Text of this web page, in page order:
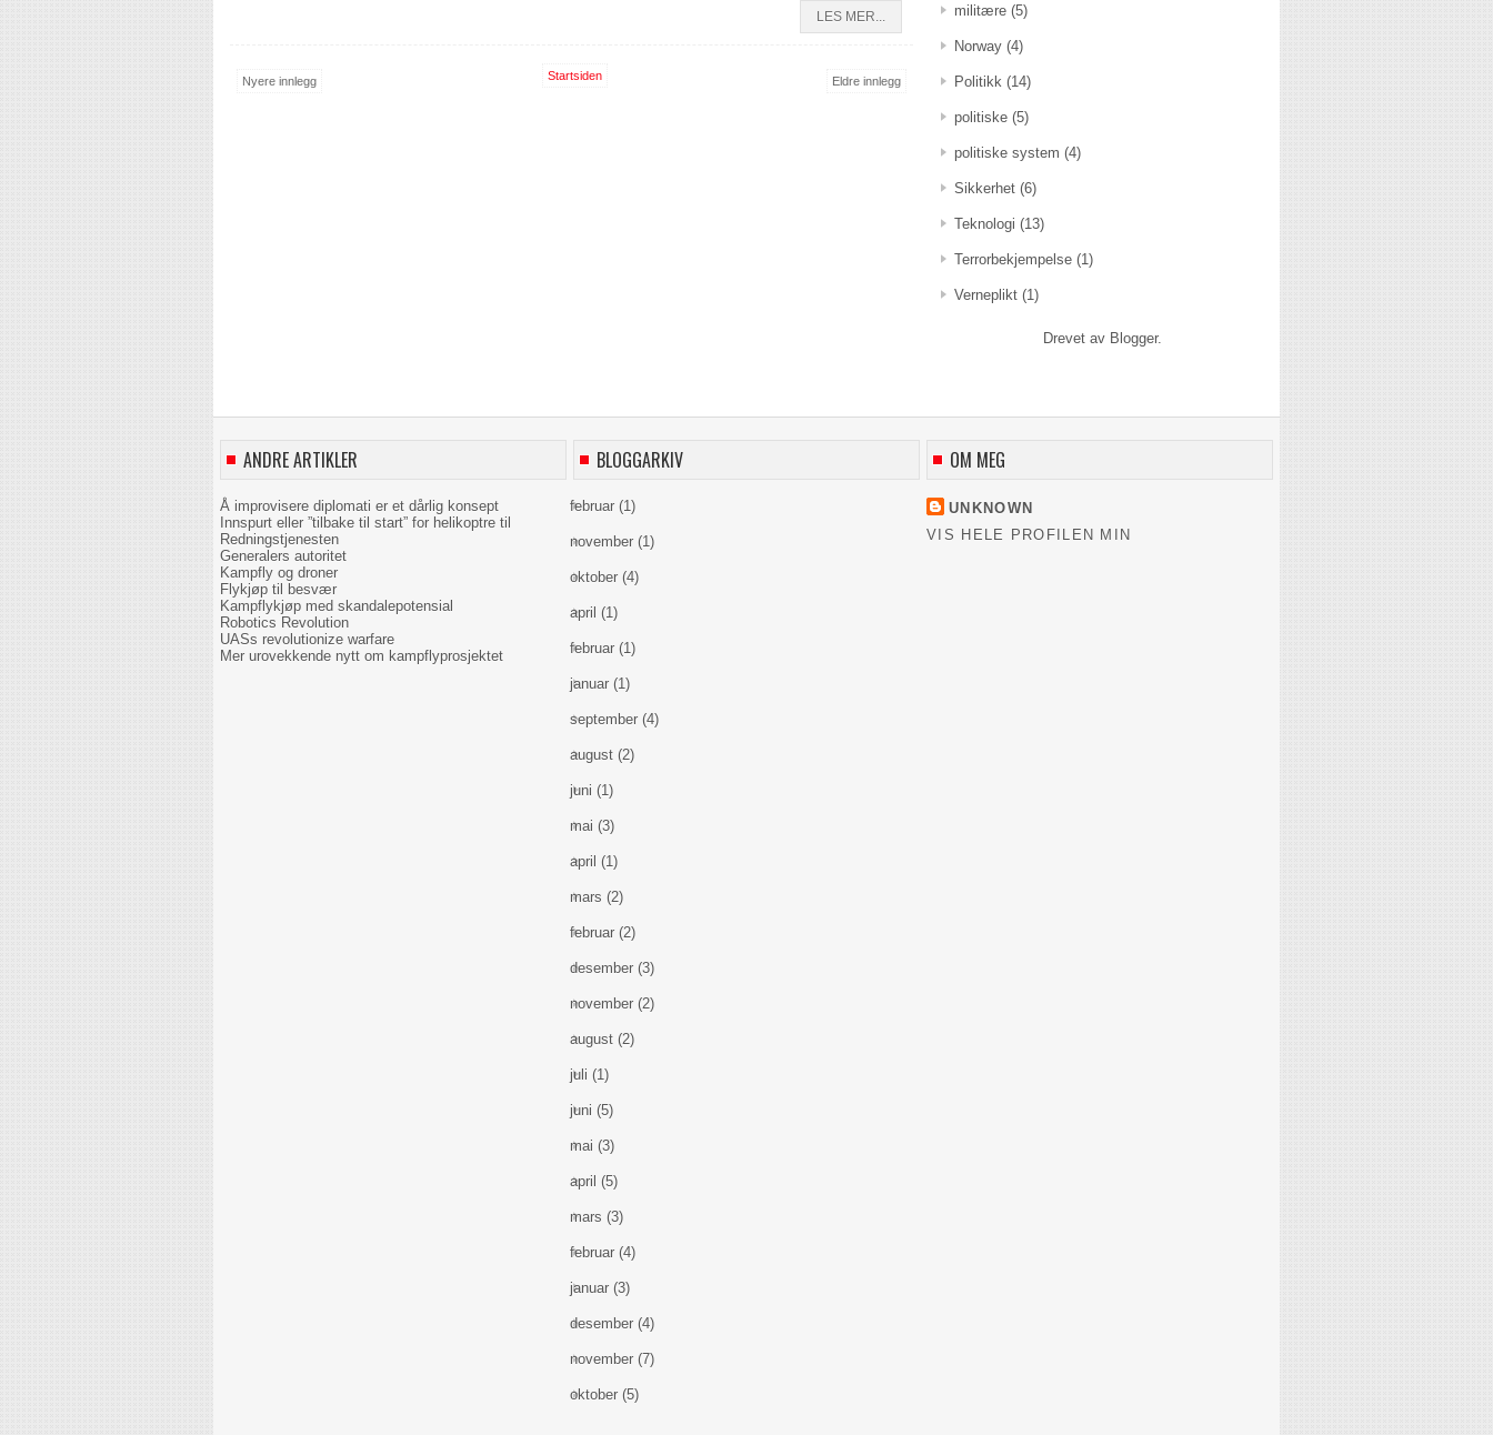
LES MER...
Nyere innlegg Eldre innlegg
Startsiden
militære (5)
Norway (4)
Politikk (14)
politiske (5)
politiske system (4)
Sikkerhet (6)
Teknologi (13)
Terrorbekjempelse (1)
Verneplikt (1)
Drevet av Blogger.
ANDRE ARTIKLER
Å improvisere diplomati er et dårlig konsept
Innspurt eller ”tilbake til start” for helikoptre til
Redningstjenesten
Generalers autoritet
Kampfly og droner
Flykjøp til besvær
Kampflykjøp med skandalepotensial
Robotics Revolution
UASs revolutionize warfare
Mer urovekkende nytt om kampflyprosjektet
BLOGGARKIV
februar (1)
november (1)
oktober (4)
april (1)
februar (1)
januar (1)
september (4)
august (2)
juni (1)
mai (3)
april (1)
mars (2)
februar (2)
desember (3)
november (2)
august (2)
juli (1)
juni (5)
mai (3)
april (5)
mars (3)
februar (4)
januar (3)
desember (4)
november (7)
oktober (5)
OM MEG
UNKNOWN
VIS HELE PROFILEN MIN